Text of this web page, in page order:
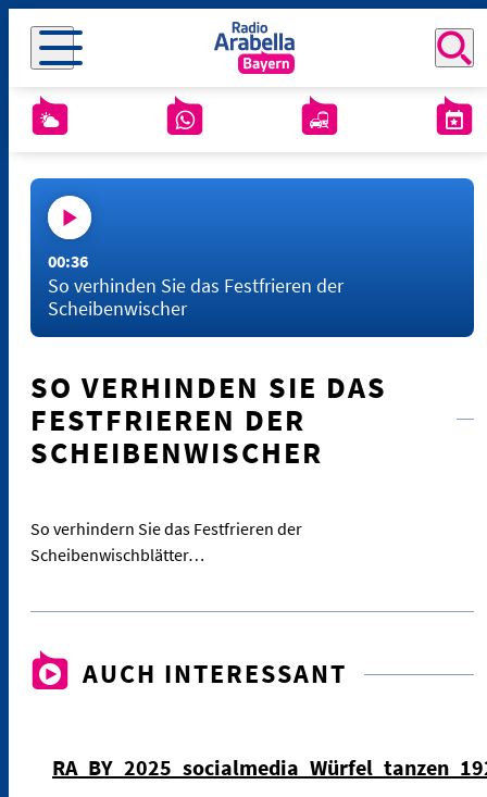
00:36
So verhinden Sie das Festfrieren der
Scheibenwischer
SO VERHINDEN SIE DAS
FESTFRIEREN DER
SCHEIBENWISCHER
So verhindern Sie das Festfrieren der
Scheibenwischblätter…
AUCH INTERESSANT